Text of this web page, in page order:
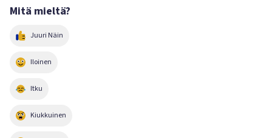
Mitä mieltä?
Juuri Näin
Iloinen
Itku
Kiukkuinen